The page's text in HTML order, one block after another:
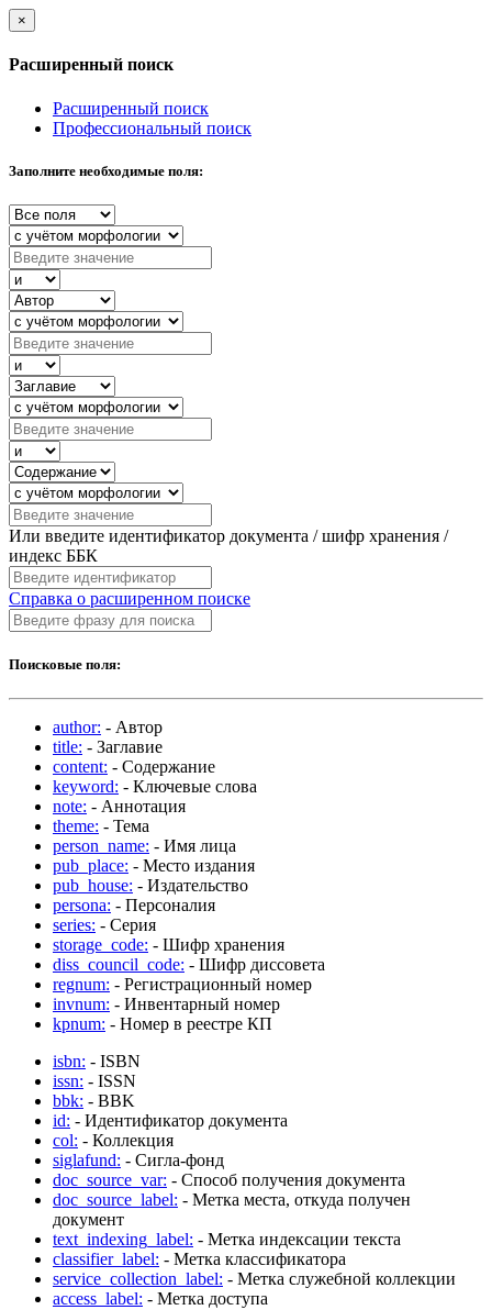
×
Расширенный поиск
Расширенный поиск
Профессиональный поиск
Заполните необходимые поля:
Или введите идентификатор документа / шифр хранения /
индекс ББК
Справка о расширенном поиске
Поисковые поля:
author: - Автор
title: - Заглавие
content: - Содержание
keyword: - Ключевые слова
note: - Аннотация
theme: - Тема
person_name: - Имя лица
pub_place: - Место издания
pub_house: - Издательство
persona: - Персоналия
series: - Серия
storage_code: - Шифр хранения
diss_council_code: - Шифр диссовета
regnum: - Регистрационный номер
invnum: - Инвентарный номер
kpnum: - Номер в реестре КП
isbn: - ISBN
issn: - ISSN
bbk: - BBK
id: - Идентификатор документа
col: - Коллекция
siglafund: - Сигла-фонд
doc_source_var: - Способ получения документа
doc_source_label: - Метка места, откуда получен
документ
text_indexing_label: - Метка индексации текста
classifier_label: - Метка классификатора
service_collection_label: - Метка служебной коллекции
access_label: - Метка доступа